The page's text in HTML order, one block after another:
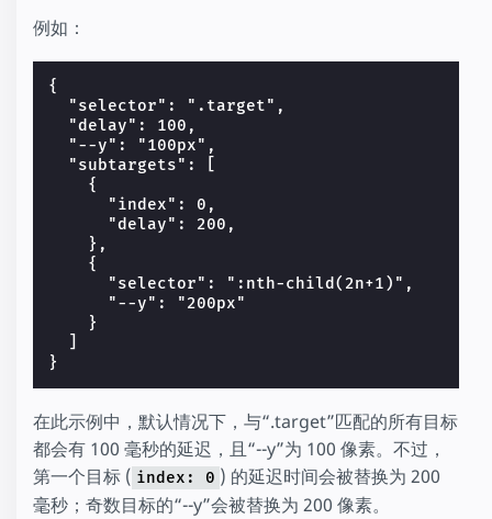
例如：
{
  "selector": ".target",
  "delay": 100,
  "--y": "100px",
  "subtargets": [
    {
      "index": 0,
      "delay": 200,
    },
    {
      "selector": ":nth-child(2n+1)",
      "--y": "200px"
    }
在此示例中，默认情况下，与“.target”匹配的所有目标
都会有 100 毫秒的延迟，且“--y”为 100 像素。不过，
第一个目标 ( index: 0 ) 的延迟时间会被替换为 200
毫秒；奇数目标的“--y”会被替换为 200 像素。